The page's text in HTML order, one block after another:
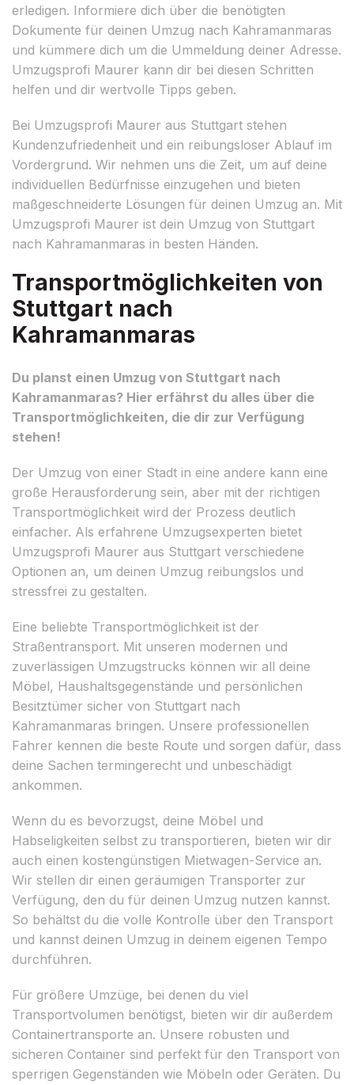
erledigen. Informiere dich über die benötigten
Dokumente für deinen Umzug nach Kahramanmaras
und kümmere dich um die Ummeldung deiner Adresse.
Umzugsprofi Maurer kann dir bei diesen Schritten
helfen und dir wertvolle Tipps geben.
Bei Umzugsprofi Maurer aus Stuttgart stehen
Kundenzufriedenheit und ein reibungsloser Ablauf im
Vordergrund. Wir nehmen uns die Zeit, um auf deine
individuellen Bedürfnisse einzugehen und bieten
maßgeschneiderte Lösungen für deinen Umzug an. Mit
Umzugsprofi Maurer ist dein Umzug von Stuttgart
nach Kahramanmaras in besten Händen.
Transportmöglichkeiten von
Stuttgart nach
Kahramanmaras
Du planst einen Umzug von Stuttgart nach
Kahramanmaras? Hier erfährst du alles über die
Transportmöglichkeiten, die dir zur Verfügung
stehen!
Der Umzug von einer Stadt in eine andere kann eine
große Herausforderung sein, aber mit der richtigen
Transportmöglichkeit wird der Prozess deutlich
einfacher. Als erfahrene Umzugsexperten bietet
Umzugsprofi Maurer aus Stuttgart verschiedene
Optionen an, um deinen Umzug reibungslos und
stressfrei zu gestalten.
Eine beliebte Transportmöglichkeit ist der
Straßentransport. Mit unseren modernen und
zuverlässigen Umzugstrucks können wir all deine
Möbel, Haushaltsgegenstände und persönlichen
Besitztümer sicher von Stuttgart nach
Kahramanmaras bringen. Unsere professionellen
Fahrer kennen die beste Route und sorgen dafür, dass
deine Sachen termingerecht und unbeschädigt
ankommen.
Wenn du es bevorzugst, deine Möbel und
Habseligkeiten selbst zu transportieren, bieten wir dir
auch einen kostengünstigen Mietwagen-Service an.
Wir stellen dir einen geräumigen Transporter zur
Verfügung, den du für deinen Umzug nutzen kannst.
So behältst du die volle Kontrolle über den Transport
und kannst deinen Umzug in deinem eigenen Tempo
durchführen.
Für größere Umzüge, bei denen du viel
Transportvolumen benötigst, bieten wir dir außerdem
Containertransporte an. Unsere robusten und
sicheren Container sind perfekt für den Transport von
sperrigen Gegenständen wie Möbeln oder Geräten. Du